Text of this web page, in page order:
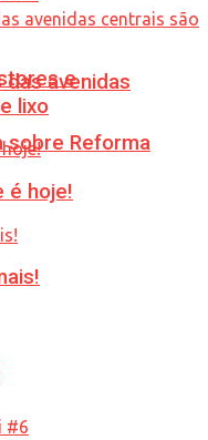
e
sobre Reforma
avenidas
lixo
é hoje!